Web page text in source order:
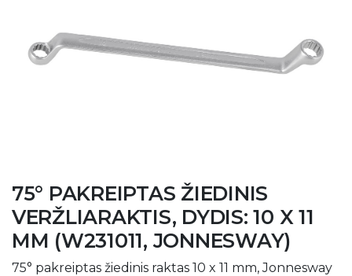
75° PAKREIPTAS ŽIEDINIS
VERŽLIARAKTIS, DYDIS: 10 X 11
MM (W231011, JONNESWAY)
75° pakreiptas žiedinis raktas 10 x 11 mm, Jonnesway